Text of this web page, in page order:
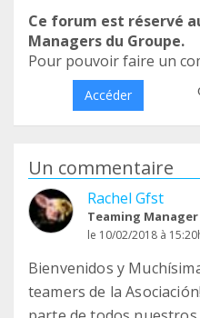
Ce forum est réservé
Managers du Groupe.
Pour pouvoir faire un
Accéder
Un commentaire
Rachel Gfst
Teaming Manager
le 10/02/2018 à
Bienvenidos y
teamers de la